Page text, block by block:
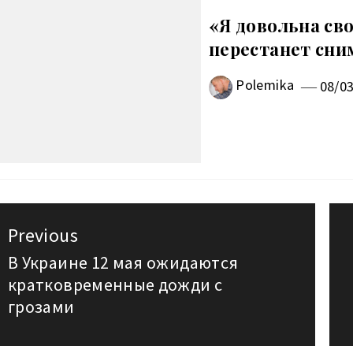
«Я довольна
перестанет
Polemika 08/
Previous
Previous
post:
В Украине 12 мая ожидаются
кратковременные дожди с
грозами